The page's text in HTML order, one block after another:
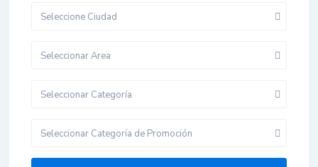
Seleccione Ciudad
Seleccionar Area
Seleccionar Categoría
Seleccionar Categoría de Promoción